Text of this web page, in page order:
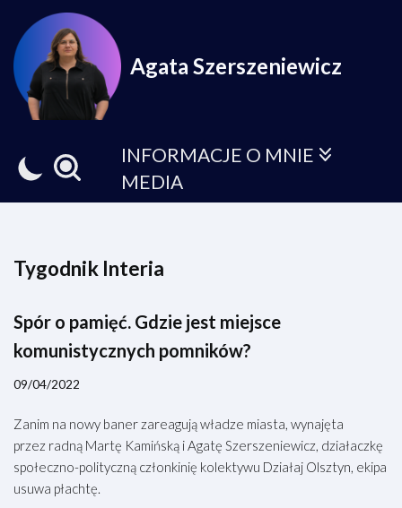
Przejdź
do
treści
Agata Szerszeniewicz
INFORMACJE O MNIE
MEDIA
Tygodnik Interia
Spór o pamięć. Gdzie jest miejsce
komunistycznych pomników?
09/04/2022
Zanim na nowy baner zareagują władze miasta, wynajęta
przez radną Martę Kamińską i Agatę Szerszeniewicz, działaczkę
społeczno-polityczną członkinię kolektywu Działaj Olsztyn, ekipa
usuwa płachtę.